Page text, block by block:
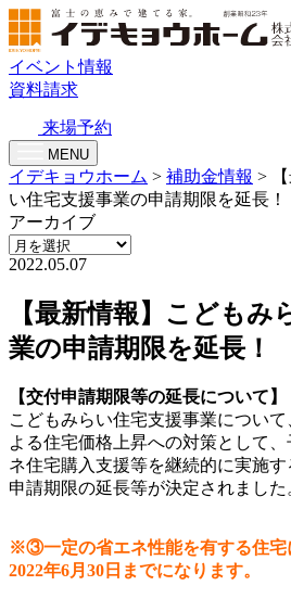
イベント情報
資料請求
来場予約
MENU
イデキョウホーム > 補助金情報 >
い住宅支援事業の申請期限を延長！
アーカイブ
2022.05.07
【最新情報】こどもみ
業の申請期限を延長！
【交付申請期限等の延長について】
こどもみらい住宅支援事業につい
よる住宅価格上昇への対策として
ネ住宅購入支援等を継続的に実施
申請期限の延長等が決定されました
※③一定の省エネ性能を有する住宅
2022年6月30日までになります。